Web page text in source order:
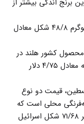
قیمت گوشت تازه مرغ در این گزارش هر کیلوگرم ۴۸/۸ شکل معادل
کشور هلند در
باریکه غزه ۱۷/۶۹ شکل اسرائیلی اعلام شده که معادل ۴/۷۵ دلار
قیمت دو نوع
محلی است که
قیمت آن در منطقه باریکه غزه در ماه سپتامبر ۷۱/۶۸ شکل اسرائیل